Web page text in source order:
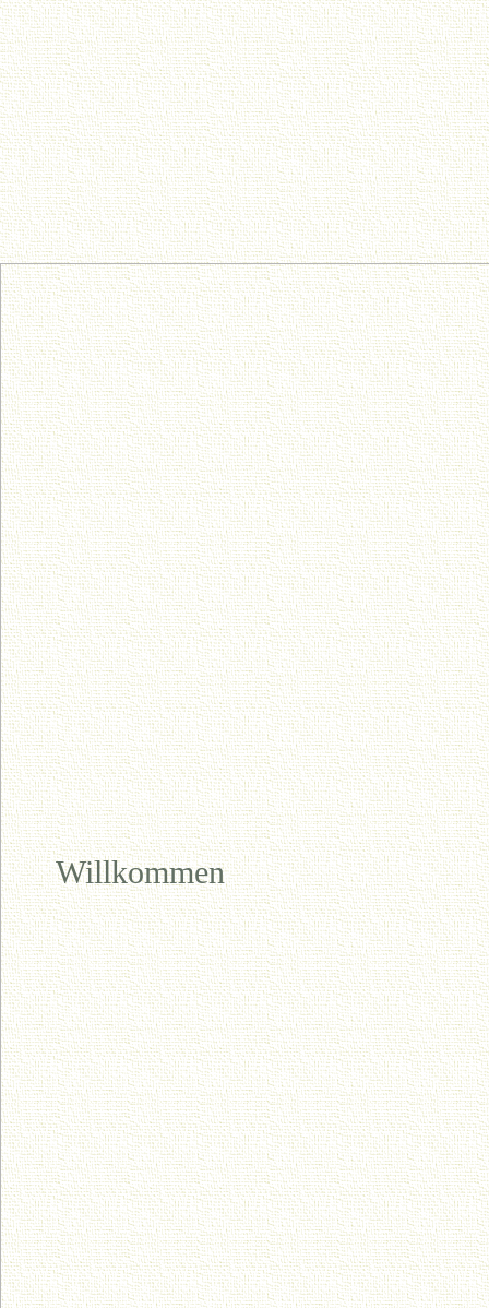
Willkommen